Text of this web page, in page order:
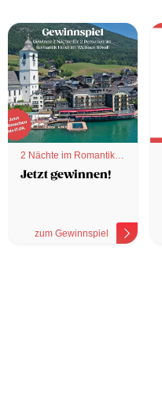
2 Nächte im Romantik
Hotel
Jetzt gewinnen!
zum Gewinnspiel